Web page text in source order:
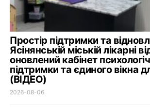
Простір підтримки та
Ясінянській міській лікарні
оновлений кабінет
підтримки та єдиного вікна
(ВІДЕО)
2026-08-06